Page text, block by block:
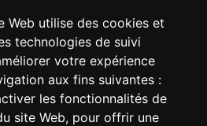
Web utilise des cookies et
technologies de suivi
votre expérience
aux fins suivantes :
les fonctionnalités de
site Web, pour offrir une